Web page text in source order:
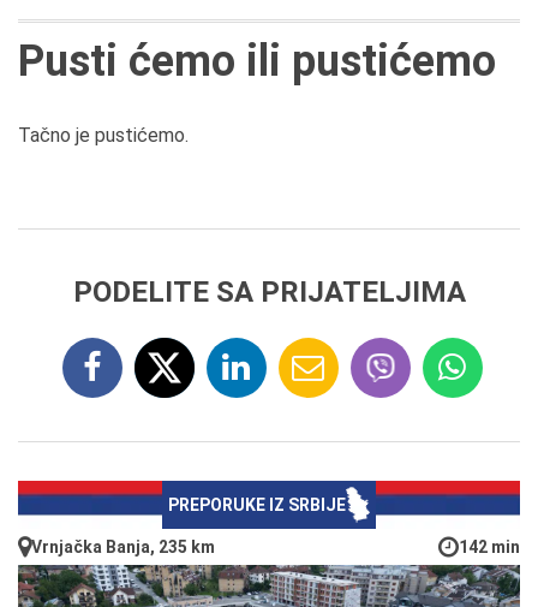
Pusti ćemo ili pustićemo
Tačno je pustićemo.
PODELITE SA PRIJATELJIMA
PREPORUKE IZ SRBIJE
Vrnjačka Banja, 235 km 142 min